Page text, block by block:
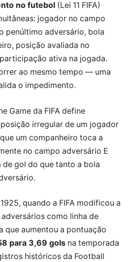
no futebol (Lei 11 FIFA)
jogador no campo
penúltimo adversário, bola
posição avaliada no
ativa na jogada.
ao mesmo tempo — uma
o impedimento.
Game da FIFA define
irregular de um jogador
um companheiro toca a
no campo adversário E
de gol do que tanto a bola
quando a FIFA modificou a
como linha de
que aumentou a pontuação
para 3,69 gols na temporada
históricos da Football